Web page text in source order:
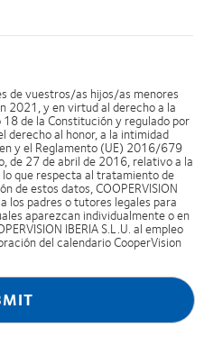
de vuestros/as hijos/as menores
2021, y en virtud al derecho a la
de la Constitución y regulado por
derecho al honor, a la intimidad
y el Reglamento (UE) 2016/679
de 27 de abril de 2016, relativo a la
que respecta al tratamiento de
de estos datos, COOPERVISION
los padres o tutores legales para
aparezcan individualmente o en
del calendario CooperVision